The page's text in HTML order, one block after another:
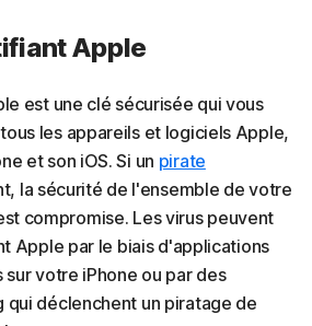
Apple
est une clé sécurisée qui vous
les appareils et logiciels Apple,
et son iOS. Si un pirate
la sécurité de l'ensemble de votre
compromise. Les virus peuvent
Apple par le biais d'applications
votre iPhone ou par des
qui déclenchent un piratage de